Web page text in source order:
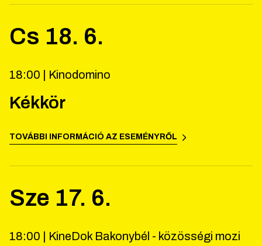
Cs 18. 6.
18:00 | Kinodomino
Kékkör
TOVÁBBI INFORMÁCIÓ AZ ESEMÉNYRŐL
Sze 17. 6.
18:00 | KineDok Bakonybél - közösségi mozi